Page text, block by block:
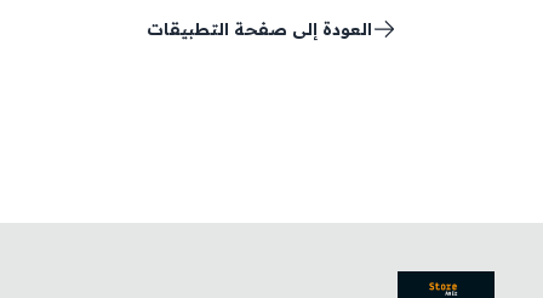
العودة إلى صفحة التطبيقات